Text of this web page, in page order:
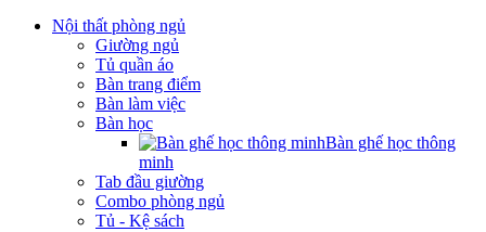
Nội thất phòng ngủ
Giường ngủ
Tủ quần áo
Bàn trang điểm
Bàn làm việc
Bàn học
Bàn ghế học thông
minh
Tab đầu giường
Combo phòng ngủ
Tủ - Kệ sách